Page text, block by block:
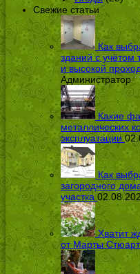
Свежие статьи
Как
зданий с учётом
и высокой
Администратор
Какие
металлических
эксплуатации
Как
загородного
участка
Хватит
от Марты Стюарт